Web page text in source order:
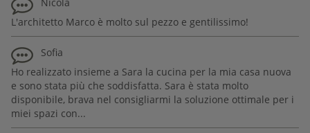
L'architetto Marco è molto sul pezzo e gentilissimo!
Sofia
Ho realizzato insieme a Sara la cucina per la mia casa nuova
e sono stata più che soddisfatta. Sara è stata molto
disponibile, brava nel consigliarmi la soluzione ottimale per i
miei spazi con...